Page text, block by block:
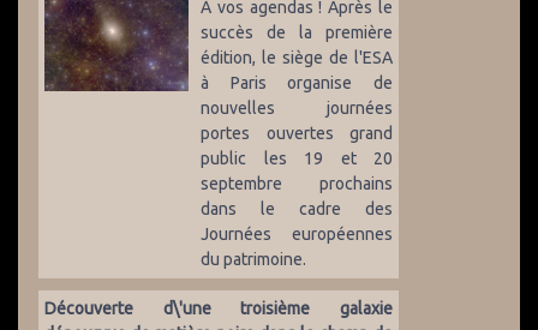
À vos agendas ! Après le
succès de la première
édition, le siège de l'ESA
à Paris organise de
nouvelles journées
portes ouvertes grand
public les 19 et 20
septembre prochains
dans le cadre des
Journées européennes
du patrimoine.
Découverte d\'une troisième galaxie